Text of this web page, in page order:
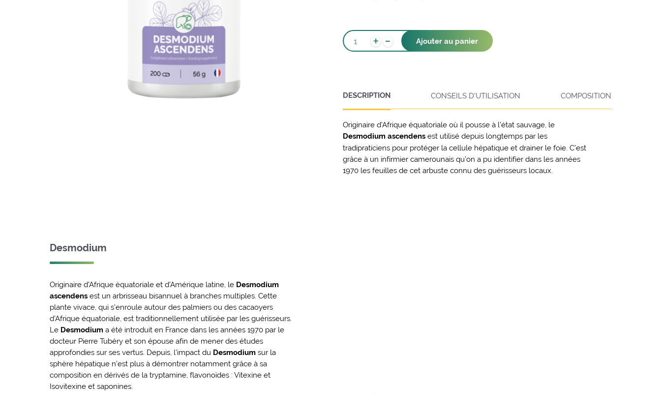
QUANTITÉ
DE
+ - Ajouter au panier
DESCRIPTION CONSEILS D'UTILISATION COMPOSITION
Originaire d’Afrique équatoriale où il pousse à l’état sauvage, le
Desmodium ascendensest utilisé depuis longtemps par les
tradipraticiens pour protéger la cellule hépatique et drainer le foie. C’est
grâce à un infirmier camerounais qu’on a pu identifier dans les années
1970 les feuilles de cet arbuste connu des guérisseurs locaux.
Desmodium
Originaire d’Afrique équatoriale et d’Amérique latine, le Desmodium
ascendensest un arbrisseau bisannuel à branches multiples. Cette
plante vivace, qui s’enroule autour des palmiers ou des cacaoyers
d’Afrique équatoriale, est traditionnellement utilisée par les guérisseurs.
Le Desmodiuma été introduit en France dans les années 1970 par le
docteur Pierre Tubéry et son épouse afin de mener des études
approfondies sur ses vertus. Depuis, l’impact du Desmodiumsur la
sphère hépatique n’est plus à démontrer notamment grâce à sa
composition en dérivés de la tryptamine, flavonoïdes : Vitexine et
Isovitexine et saponines.